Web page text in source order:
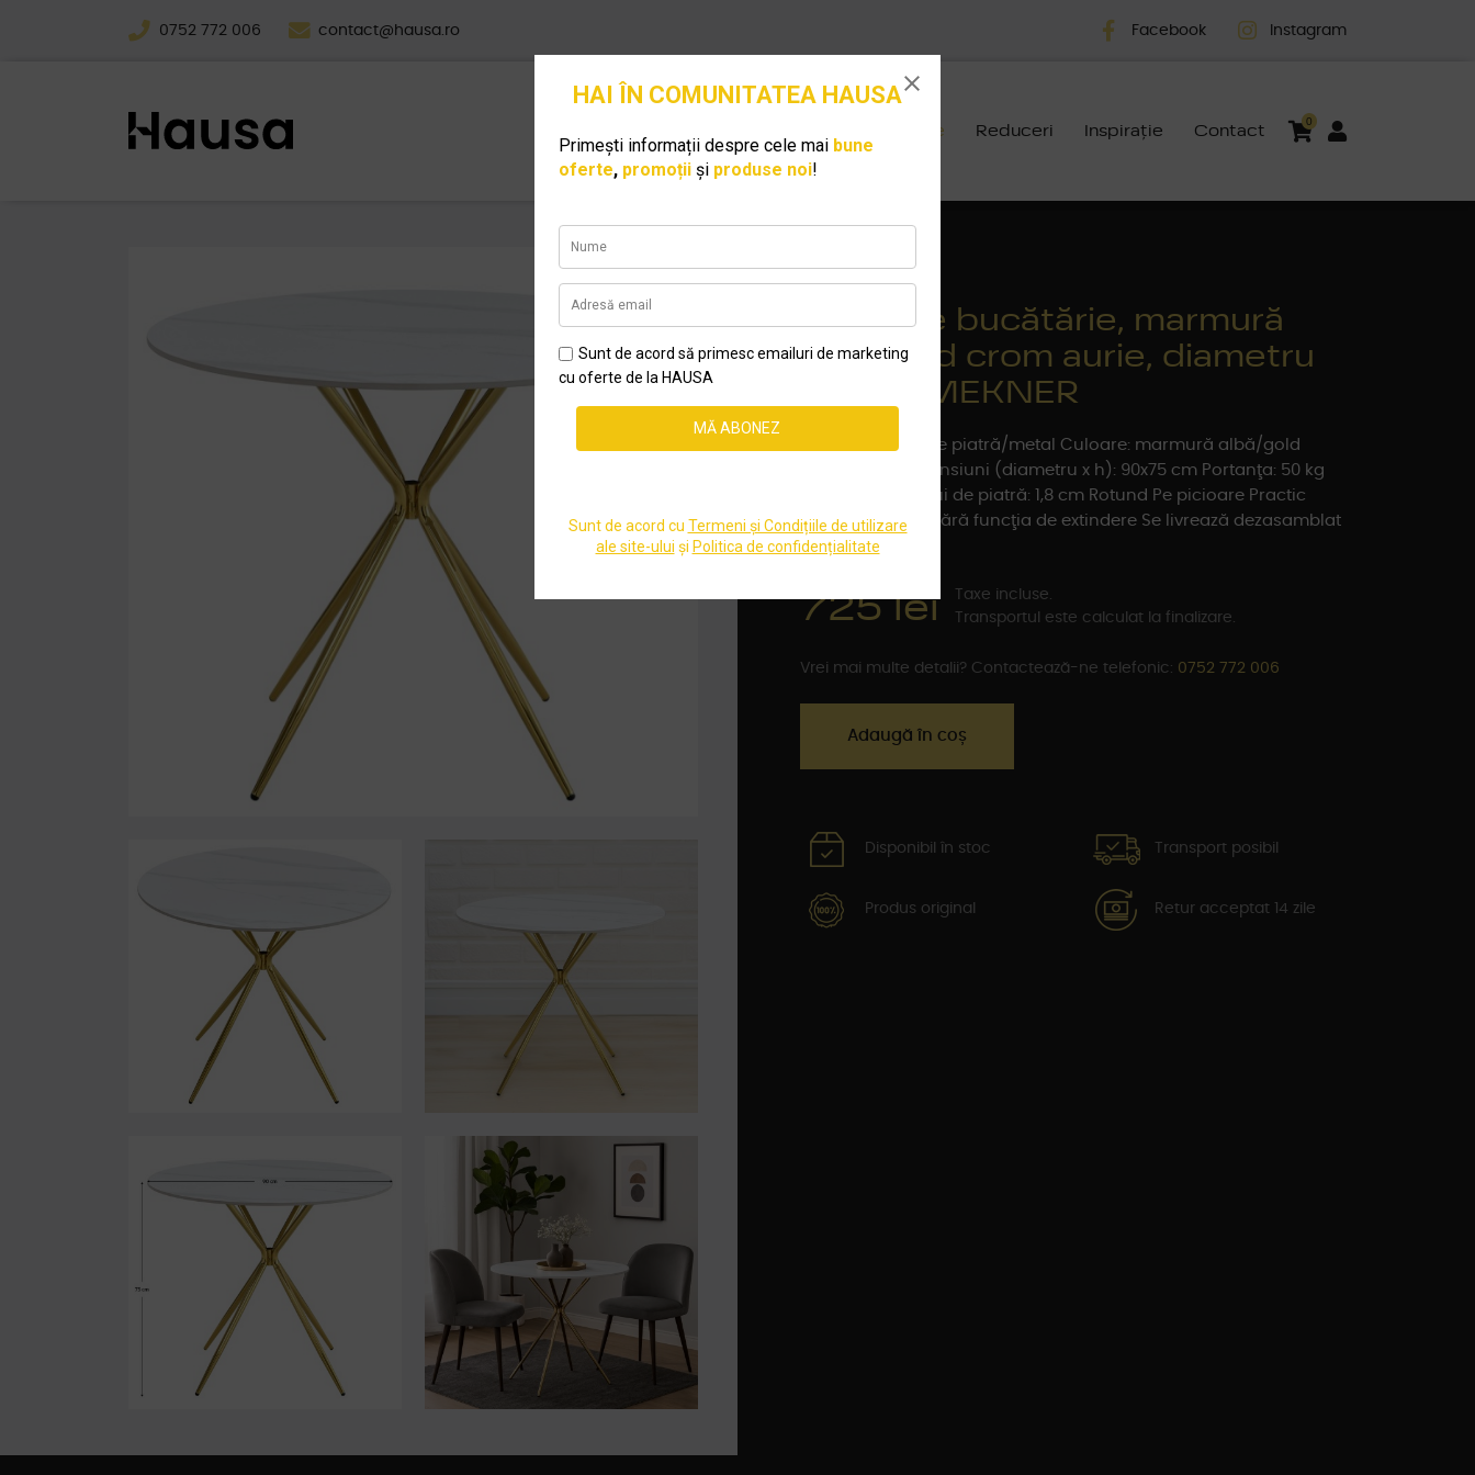
0752 772 006 contact@hausa.ro Facebook Instagram
Produse Reduceri Inspirație Contact 0
Masă de bucătărie, marmură
albă/gold crom aurie, diametru
90 cm, MEKNER
Material: placă de piatră/metal Culoare: marmură albă/gold
crom auriu Dimensiuni (diametru x h): 90x75 cm Portanţa: 50 kg
Grosimea blatului de piatră: 1,8 cm Rotund Pe picioare Practic
Design modern Fără funcţia de extindere Se livrează dezasamblat
725 lei
Taxe incluse.
Transportul este calculat la finalizare.
Vrei mai multe detalii? Contactează-ne telefonic: 0752 772 006
Adaugă în coș
Disponibil în stoc Transport posibil
Produs original Retur acceptat 14 zile